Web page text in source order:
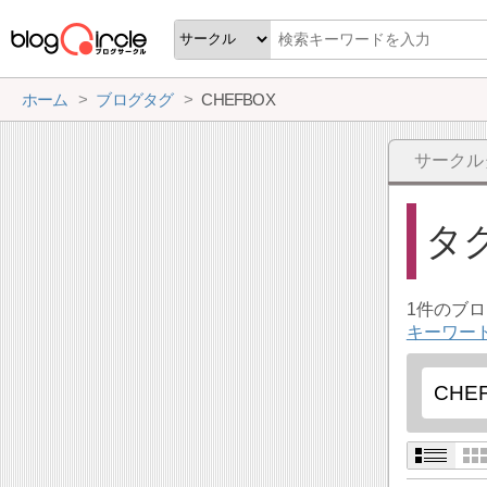
ホーム ブログタグ CHEFBOX
サーク
タ
1件のブ
キーワー